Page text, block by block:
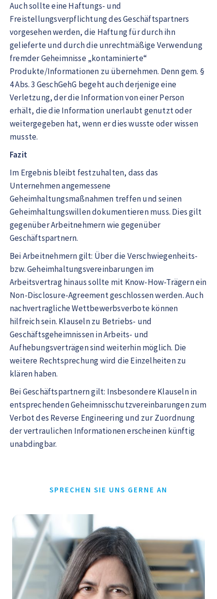
Auch sollte eine Haftungs- und
Freistellungsverpflichtung des Geschäftspartners
vorgesehen werden, die Haftung für durch ihn
gelieferte und durch die unrechtmäßige Verwendung
fremder Geheimnisse „kontaminierte“
Produkte/Informationen zu übernehmen. Denn gem. §
4 Abs. 3 GeschGehG begeht auch derjenige eine
Verletzung, der die Information von einer Person
erhält, die die Information unerlaubt genutzt oder
weitergegeben hat, wenn er dies wusste oder wissen
musste.
Fazit
Im Ergebnis bleibt festzuhalten, dass das
Unternehmen angemessene
Geheimhaltungsmaßnahmen treffen und seinen
Geheimhaltungswillen dokumentieren muss. Dies gilt
gegenüber Arbeitnehmern wie gegenüber
Geschäftspartnern.
Bei Arbeitnehmern gilt: Über die Verschwiegenheits-
bzw. Geheimhaltungsvereinbarungen im
Arbeitsvertrag hinaus sollte mit Know-How-Trägern ein
Non-Disclosure-Agreement geschlossen werden. Auch
nachvertragliche Wettbewerbsverbote können
hilfreich sein. Klauseln zu Betriebs- und
Geschäftsgeheimnissen in Arbeits- und
Aufhebungsverträgen sind weiterhin möglich. Die
weitere Rechtsprechung wird die Einzelheiten zu
klären haben.
Bei Geschäftspartnern gilt: Insbesondere Klauseln in
entsprechenden Geheimnisschutzvereinbarungen zum
Verbot des Reverse Engineering und zur Zuordnung
der vertraulichen Informationen erscheinen künftig
unabdingbar.
SPRECHEN SIE UNS GERNE AN